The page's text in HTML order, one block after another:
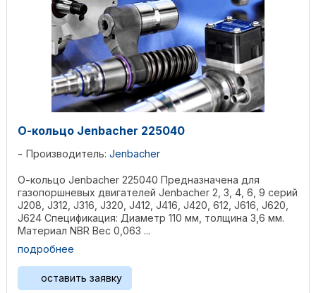
О-кольцо Jenbacher 225040
Производитель: Jenbacher
О-кольцо Jenbacher 225040 Предназначена для
газопоршневых двигателей Jenbacher 2, 3, 4, 6, 9 серий
J208, J312, J316, J320, J412, J416, J420, 612, J616, J620,
J624 Спецификация: Диаметр 110 мм, толщина 3,6 мм.
Материал NBR Вес 0,063 ...
подробнее
оставить заявку